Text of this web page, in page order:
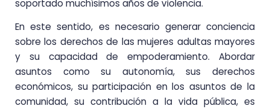
soportado muchísimos años de violencia.
En este sentido, es necesario generar conciencia
sobre los derechos de las mujeres adultas mayores
y su capacidad de empoderamiento. Abordar
asuntos como su autonomía, sus derechos
económicos, su participación en los asuntos de la
comunidad, su contribución a la vida pública, es